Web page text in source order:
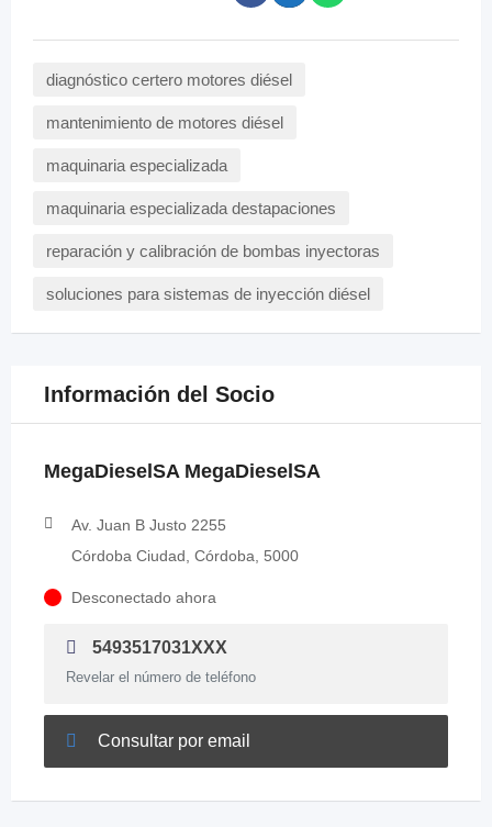
diagnóstico certero motores diésel
mantenimiento de motores diésel
maquinaria especializada
maquinaria especializada destapaciones
reparación y calibración de bombas inyectoras
soluciones para sistemas de inyección diésel
Información del Socio
MegaDieselSA MegaDieselSA
Av. Juan B Justo 2255
Córdoba Ciudad, Córdoba, 5000
Desconectado ahora
5493517031XXX
Revelar el número de teléfono
Consultar por email